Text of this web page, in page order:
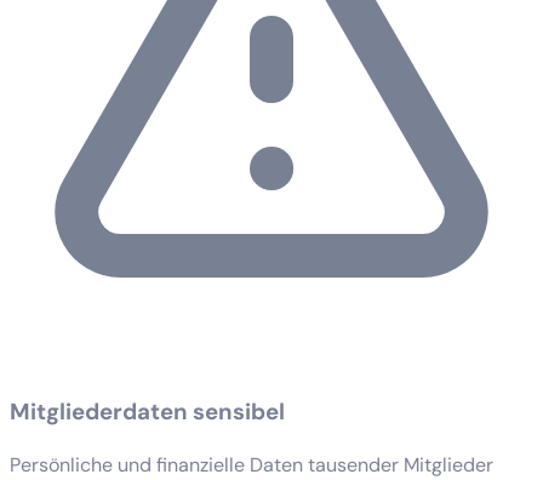
Mitgliederdaten sensibel
Persönliche und finanzielle Daten tausender Mitglieder